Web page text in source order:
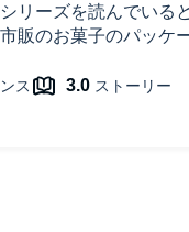
リーズを読んでいる
販のお菓子のパッケ